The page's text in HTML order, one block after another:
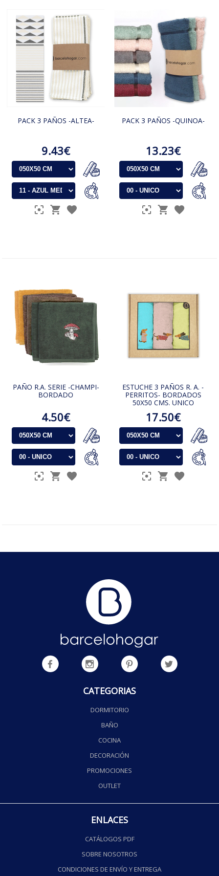
PACK 3 PAÑOS -ALTEA-
9.43€
PACK 3 PAÑOS -QUINOA-
13.23€
PAÑO R.A. SERIE -CHAMPI-
BORDADO
4.50€
ESTUCHE 3 PAÑOS R. A. -
PERRITOS- BORDADOS
50X50 CMS. UNICO
17.50€
CATEGORIAS
DORMITORIO
BAÑO
COCINA
DECORACIÓN
PROMOCIONES
OUTLET
ENLACES
CATÁLOGOS PDF
SOBRE NOSOTROS
CONDICIONES DE ENVÍO Y ENTREGA